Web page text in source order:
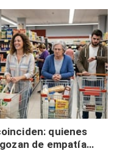
quienes
de empatía
autocontrol